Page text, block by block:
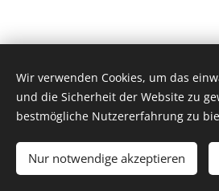
2023 ehrne.bio, Sebastianstr. 25,
Impressum
Wir verwenden Cookies, um das
und die Sicherheit der Website zu
bestmögliche Nutzererfahrung zu
Nur notwendige akzeptieren